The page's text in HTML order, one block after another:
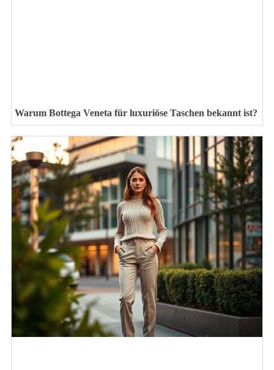
Warum Bottega Veneta für luxuriöse Taschen bekannt ist?